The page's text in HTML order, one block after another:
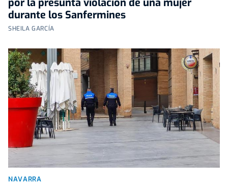
durante los Sanfermines
SHEILA GARCÍA
NAVARRA